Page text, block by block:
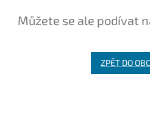
Můžete se ale podívat
ZPĚT DO